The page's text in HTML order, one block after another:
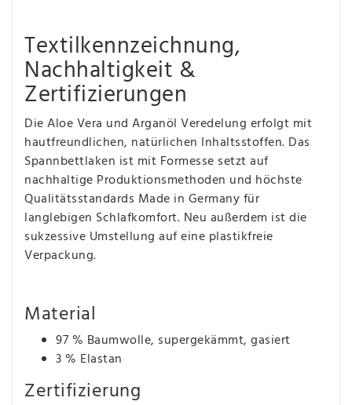
Textilkennzeichnung,
Nachhaltigkeit &
Zertifizierungen
Die Aloe Vera und Arganöl Veredelung erfolgt mit
hautfreundlichen, natürlichen Inhaltsstoffen. Das
Spannbettlaken ist mit Formesse setzt auf
nachhaltige Produktionsmethoden und höchste
Qualitätsstandards Made in Germany für
langlebigen Schlafkomfort. Neu außerdem ist die
sukzessive Umstellung auf eine plastikfreie
Verpackung.
Material
97 % Baumwolle, supergekämmt, gasiert
3 % Elastan
Zertifizierung